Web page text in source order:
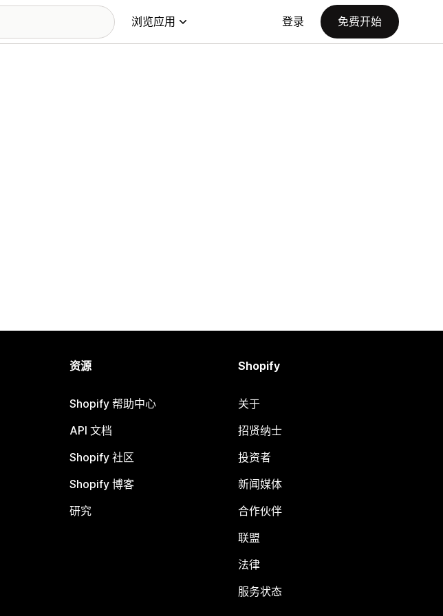
浏览应用 登录 免费开始
资源
Shopify 帮助中心
API 文档
Shopify 社区
Shopify 博客
研究
Shopify
关于
招贤纳士
投资者
新闻媒体
合作伙伴
联盟
法律
服务状态